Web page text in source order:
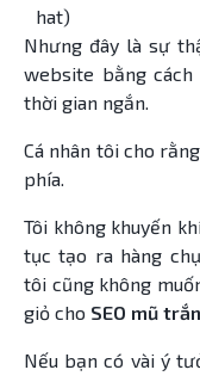
hat)
Nhưng đây là sự
website bằng cách
thời gian ngắn.
Cá nhân tôi cho
phía.
Tôi không khuyến
tục tạo ra hàng
tôi cũng không
giỏ cho SEO mũ
Nếu bạn có vài ý